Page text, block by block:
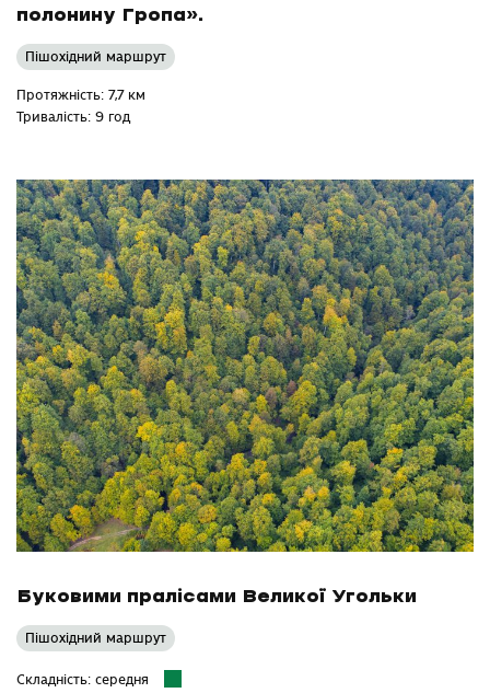
полонину Гропа».
Пішохідний маршрут
Протяжність: 7,7 км
Тривалість: 9 год
Буковими пралісами Великої Угольки
Пішохідний маршрут
Складність: середня